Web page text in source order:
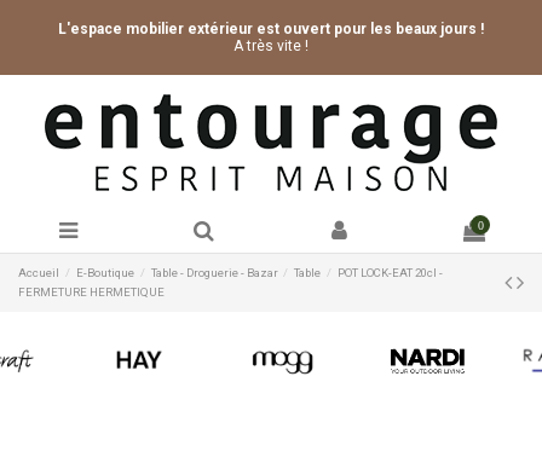
L'espace mobilier extérieur est ouvert pour les beaux jours !
A très vite !
0
Accueil E-Boutique Table - Droguerie - Bazar Table
POT LOCK-EAT 20cl -
FERMETURE HERMETIQUE